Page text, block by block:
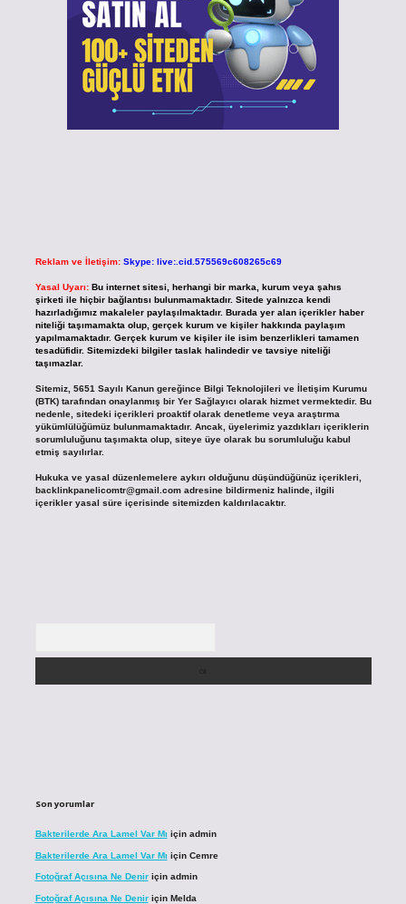
Reklam ve İletişim: Skype: live:.cid.575569c608265c69
Yasal Uyarı: Bu internet sitesi, herhangi bir marka, kurum veya şahıs
şirketi ile hiçbir bağlantısı bulunmamaktadır. Sitede yalnızca kendi
hazırladığımız makaleler paylaşılmaktadır. Burada yer alan içerikler haber
niteliği taşımamakta olup, gerçek kurum ve kişiler hakkında paylaşım
yapılmamaktadır. Gerçek kurum ve kişiler ile isim benzerlikleri tamamen
tesadüfidir. Sitemizdeki bilgiler taslak halindedir ve tavsiye niteliği
taşımazlar.
Sitemiz, 5651 Sayılı Kanun gereğince Bilgi Teknolojileri ve İletişim Kurumu
(BTK) tarafından onaylanmış bir Yer Sağlayıcı olarak hizmet vermektedir. Bu
nedenle, sitedeki içerikleri proaktif olarak denetleme veya araştırma
yükümlülüğümüz bulunmamaktadır. Ancak, üyelerimiz yazdıkları içeriklerin
sorumluluğunu taşımakta olup, siteye üye olarak bu sorumluluğu kabul
etmiş sayılırlar.
Hukuka ve yasal düzenlemelere aykırı olduğunu düşündüğünüz içerikleri,
backlinkpanelicomtr@gmail.comadresine bildirmeniz halinde, ilgili
içerikler yasal süre içerisinde sitemizden kaldırılacaktır.
Son yorumlar
Bakterilerde Ara Lamel Var Mı için admin
Bakterilerde Ara Lamel Var Mı için Cemre
Fotoğraf Açısına Ne Deniriçin admin
Fotoğraf Açısına Ne Deniriçin Melda